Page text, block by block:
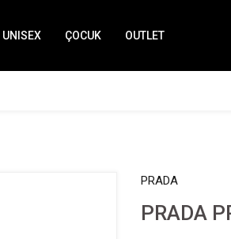
UNISEX ÇOCUK OUTLET
PRADA
PRADA